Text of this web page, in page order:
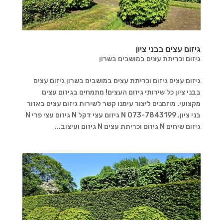
גיזום עצים בבני ציון
גיזום וכריתת עצים במושבים בשרון
גיזום עצים גיזום וכריתת עצים במושבים בשרון גיזום עצים
בבני ציון כל שירותי גיזום העצים! מתמחים בגיזום עצים
מקצועי. מוזמנים ליצור עימנו קשר לשירות גיזום עצים באזור
בני ציון. 073-7843199 N גיזום עצי דקל N גיזום עצי פרי N
גיזום שיחים N גיזום וכריתת עצים N גיזום ועיצוב...